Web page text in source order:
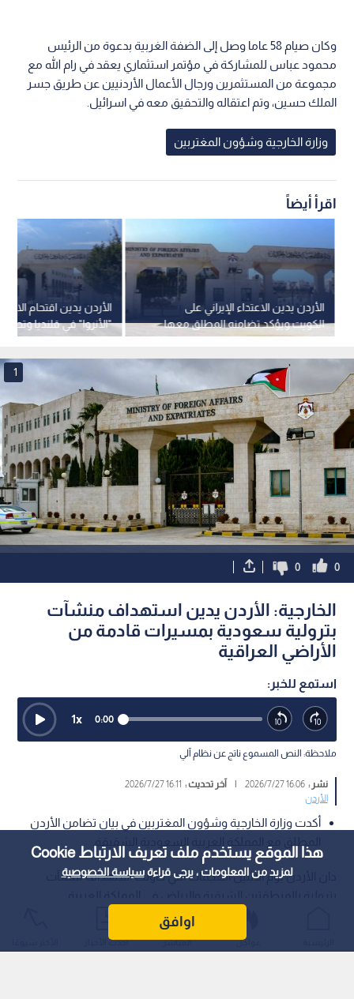
هذا الموقع يستخدم ملف تعريف الارتباط Cookie
لمزيد من المعلومات ، يرجى قراءةسياسة الخصوصية
اوافق
وكان صيام 58 عاما وصل إلى الضفة الغربية بدعوة من الرئيس
محمود عباس للمشاركة في مؤتمر استثماري يعقد في رام الله مع
مجموعة من المستثمرين ورجال الأعمال الأردنيين عن طريق جسر
الملك حسين، وتم اعتقاله والتحقيق معه في اسرائيل.
وزارة الخارجية وشؤون المغتربين
اقرأ أيضاً
الأردن يدين اقتحام
"الأنروا" في قلنديا
استهداف وجودها
الأردن يدين الاعتداء الإيراني على
الكويت ويؤكد تضامنه المطلق معها
1
0
0
الخارجية: الأردن يدين استهداف منشآت
بترولية سعودية بمسيرات قادمة من
الأراضي العراقية
استمع للخبر:
0:00
1x
ملاحظة: النص المسموع ناتج عن نظام آلي
نشر :16:06 2026/7/27
| آخر تحديث : 16:11 2026/7/27
الأردن
أكدت وزارة الخارجية وشؤون المغتربين في بيان تضامن الأردن
دان الأردن يوم الاثنين الهجمات التي حاولت استهداف منشآت
السعودية الشقيقة عبر مسيرات قادمة من الأراضي العراقية؛
انتهاكا سافرا لسيادة السعودية الشقيقة، وتهديدا لأمنها
واستقرارها، وخرقا صارخا للقانون الدولي وميثاق الأمم المتحدة.
عواجل المباشر أحدث الأخبار